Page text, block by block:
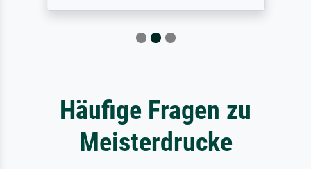
Häufige Fragen zu
Meisterdrucke